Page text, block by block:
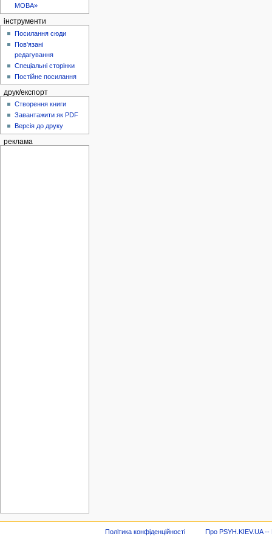
МОВА»
інструменти
Посилання сюди
Пов'язані
редагування
Спеціальні сторінки
Постійне посилання
друк/експорт
Створення книги
Завантажити як PDF
Версія до друку
реклама
Політика конфіденційності Про PSYH.KIEV.UA --